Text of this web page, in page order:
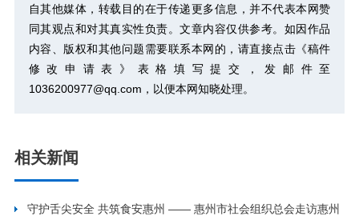
自其他媒体，转载目的在于传递更多信息，并不代表本网赞
同其观点和对其真实性负责。文章内容仅供参考。如因作品
内容、版权和其他问题需要联系本网的，请直接点击 《稿件
修改申请表》 表格填写提交，发邮件至
1036200977@qq.com，以便本网知晓处理。
相关新闻
守护舌尖安全 共筑食安惠州 —— 惠州市社会组织总会走访惠州